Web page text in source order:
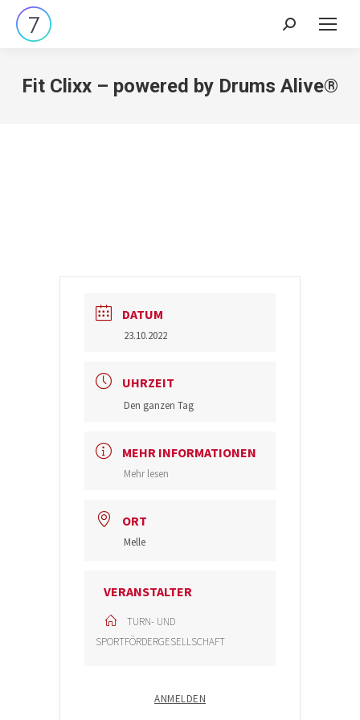
Search:
Fit Clixx – powered by Drums Alive®
DATUM
23.10.2022
UHRZEIT
Den ganzen Tag
MEHR INFORMATIONEN
Mehr lesen
ORT
Melle
VERANSTALTER
TURN- UND
SPORTFÖRDERGESELLSCHAFT
ANMELDEN